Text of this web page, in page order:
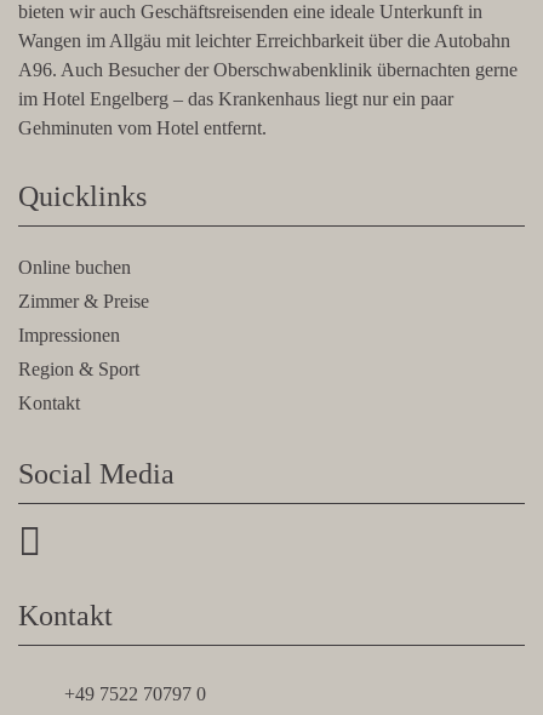
bieten wir auch Geschäftsreisenden eine ideale Unterkunft in
Wangen im Allgäu mit leichter Erreichbarkeit über die Autobahn
A96. Auch Besucher der Oberschwabenklinik übernachten gerne
im Hotel Engelberg – das Krankenhaus liegt nur ein paar
Gehminuten vom Hotel entfernt.
Quicklinks
Online buchen
Zimmer & Preise
Impressionen
Region & Sport
Kontakt
Social Media
Kontakt
+49 7522 70797 0